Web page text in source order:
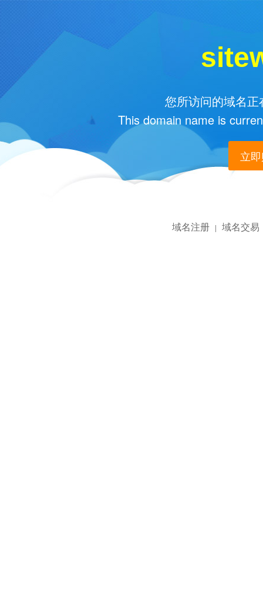
您所访问的域名
This domain name is
立
域名注册 | 域名交易